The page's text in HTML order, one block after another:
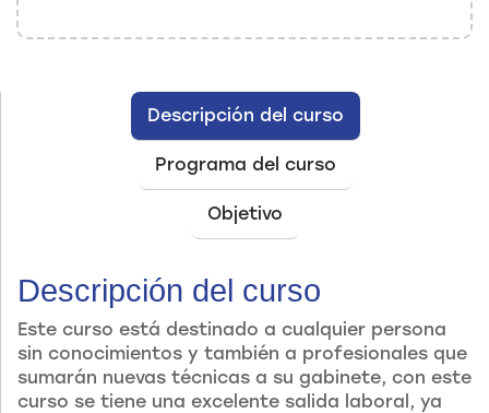
Descripción del curso
Programa del curso
Objetivo
Descripción del curso
Este curso está destinado a cualquier persona
sin conocimientos y también a profesionales que
sumarán nuevas técnicas a su gabinete, con este
curso se tiene una excelente salida laboral, ya